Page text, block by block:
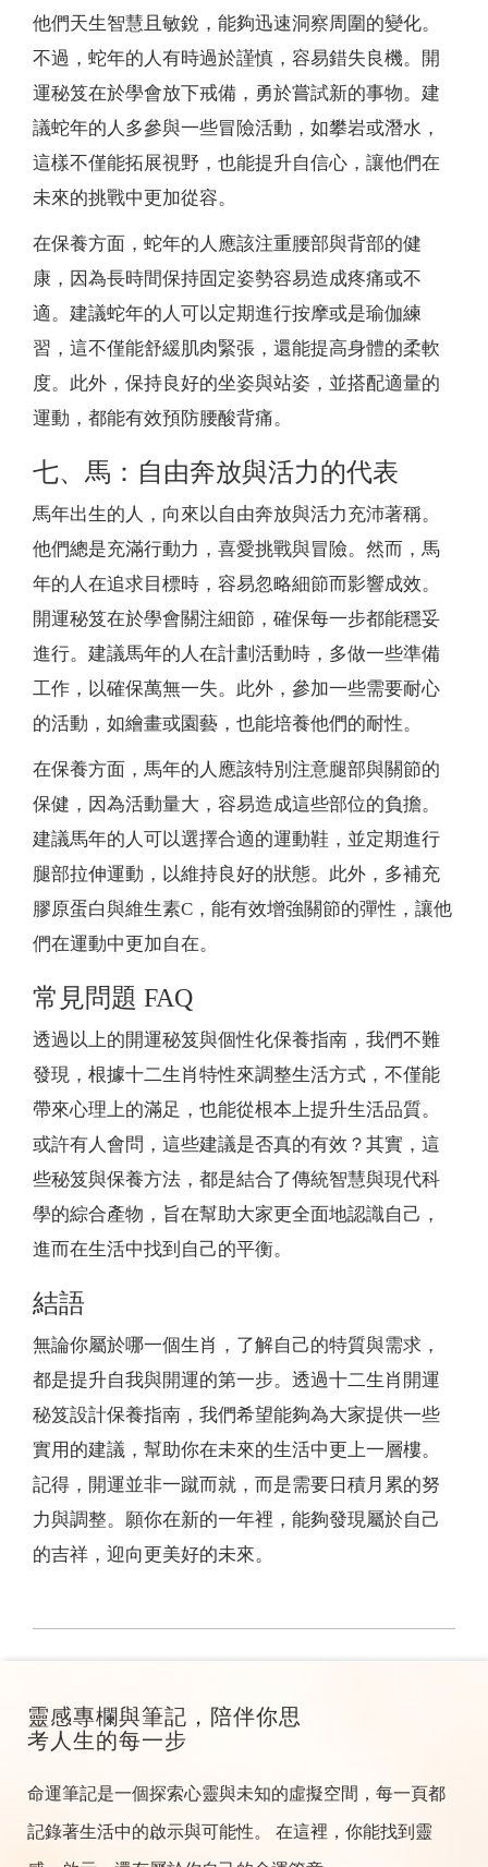
他們天生智慧且敏銳，能夠迅速洞察周圍的變化。
不過，蛇年的人有時過於謹慎，容易錯失良機。開
運秘笈在於學會放下戒備，勇於嘗試新的事物。建
議蛇年的人多參與一些冒險活動，如攀岩或潛水，
這樣不僅能拓展視野，也能提升自信心，讓他們在
未來的挑戰中更加從容。
在保養方面，蛇年的人應該注重腰部與背部的健
康，因為長時間保持固定姿勢容易造成疼痛或不
適。建議蛇年的人可以定期進行按摩或是瑜伽練
習，這不僅能舒緩肌肉緊張，還能提高身體的柔軟
度。此外，保持良好的坐姿與站姿，並搭配適量的
運動，都能有效預防腰酸背痛。
七、馬：自由奔放與活力的代表
馬年出生的人，向來以自由奔放與活力充沛著稱。
他們總是充滿行動力，喜愛挑戰與冒險。然而，馬
年的人在追求目標時，容易忽略細節而影響成效。
開運秘笈在於學會關注細節，確保每一步都能穩妥
進行。建議馬年的人在計劃活動時，多做一些準備
工作，以確保萬無一失。此外，參加一些需要耐心
的活動，如繪畫或園藝，也能培養他們的耐性。
在保養方面，馬年的人應該特別注意腿部與關節的
保健，因為活動量大，容易造成這些部位的負擔。
建議馬年的人可以選擇合適的運動鞋，並定期進行
腿部拉伸運動，以維持良好的狀態。此外，多補充
膠原蛋白與維生素C，能有效增強關節的彈性，讓他
們在運動中更加自在。
常見問題 FAQ
透過以上的開運秘笈與個性化保養指南，我們不難
發現，根據十二生肖特性來調整生活方式，不僅能
帶來心理上的滿足，也能從根本上提升生活品質。
或許有人會問，這些建議是否真的有效？其實，這
些秘笈與保養方法，都是結合了傳統智慧與現代科
學的綜合產物，旨在幫助大家更全面地認識自己，
進而在生活中找到自己的平衡。
結語
無論你屬於哪一個生肖，了解自己的特質與需求，
都是提升自我與開運的第一步。透過十二生肖開運
秘笈設計保養指南，我們希望能夠為大家提供一些
實用的建議，幫助你在未來的生活中更上一層樓。
記得，開運並非一蹴而就，而是需要日積月累的努
力與調整。願你在新的一年裡，能夠發現屬於自己
的吉祥，迎向更美好的未來。
靈感專欄與筆記，陪伴你思
考人生的每一步
命運筆記是一個探索心靈與未知的虛擬空間，每一頁都
記錄著生活中的啟示與可能性。 在這裡，你能找到靈